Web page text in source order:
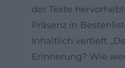
der Texte
Präsenz in
Inhaltlich vertieft
Erinnerung? Wie